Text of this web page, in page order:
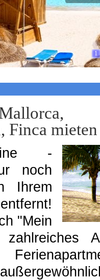
1
Finca mieten
-
noch
Ihrem
"Mein